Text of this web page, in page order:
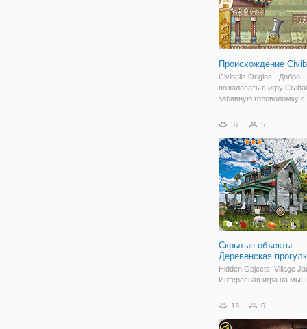
Происхождение
Civiballs Origins - Добро
пожаловать в игру
забавную головоломку с
чтобы
Каждый уровень в игре
много
37 5
Скрытые объекты:
Деревенская
Hidden Objects: Village
Интересная игра на
чтобы пройти уровень.
вам 16 уровней и сотни
13 0